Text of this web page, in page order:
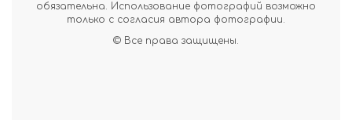
обязательна. Использование фотографий возможно
только с согласия автора фотографии.
© Все права защищены.